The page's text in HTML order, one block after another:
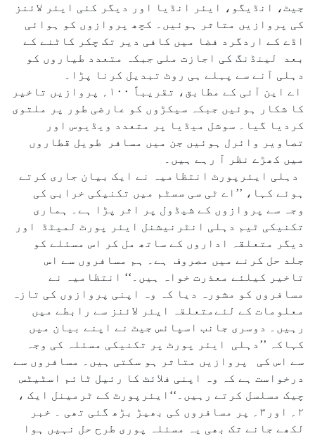
جیٹ، انڈیگو، ایئر انڈیا اور دیگر کئی ایئر لائنز
کی پروازیں متاثر ہوئیں۔ کچھ پروازوں کو ہوائی
اڈے کے اردگرد فضا میں کافی دیر تک چکر کاٹنے کے
بعد لینڈنگ کی اجازت ملی جبکہ متعدد طیاروں کو
دہلی آنے سے پہلے ہی روٹ تبدیل کرنا پڑا۔
اے این آئی کے مطابق، تقریباً ۱۰۰؍ پروازیں تاخیر
کا شکار ہوئیں جبکہ سیکڑوں کو عارضی طور پر ملتوی
کردیا گیا۔ سوشل میڈیا پر متعدد ویڈیوس اور
تصاویر وائرل ہوئیں جن میں مسافر طویل قطاروں
میں کھڑے نظر آ رہے ہیں۔
دہلی ایئرپورٹ انتظامیہ نے ایک بیان جاری کرتے
ہوئے کہا، ’’اے ٹی سی سسٹم میں تکنیکی خرابی کی
وجہ سے پروازوں کے شیڈول پر اثر پڑا ہے۔ ہماری
تکنیکی ٹیم دہلی انٹرنیشنل ایئر پورٹ لمیٹڈ اور
دیگر متعلقہ اداروں کے ساتھ مل کر اس مسئلے کو
جلد حل کرنے میں مصروف ہے۔ ہم مسافروں سے اس
تاخیر کیلئے معذرت خواہ ہیں۔‘‘ انتظامیہ نے
مسافروں کو مشورہ دیا کہ وہ اپنی پروازوں کی تازہ
معلومات کے لئےمتعلقہ ایئر لائنز سے رابطے میں
رہیں۔ دوسری جانب اسپائس جیٹ نے اپنے بیان میں
کہاکہ ’’دہلی ایئر پورٹ پر تکنیکی مسئلہ کی وجہ
سے اس کی پروازیں متاثر ہو سکتی ہیں۔ مسافروں سے
درخواست ہے کہ وہ اپنی فلائٹ کا رئیل ٹائم اسٹیٹس
چیک مسلسل کرتے رہیں۔‘‘ایئرپورٹ کے ٹرمینل ایک ،
۲؍ اور۳؍ پر مسافروں کی بھیڑ بڑھ گئی تھی ۔ خبر
لکھے جانے تک بھی یہ مسئلہ پوری طرح حل نہیں ہوا